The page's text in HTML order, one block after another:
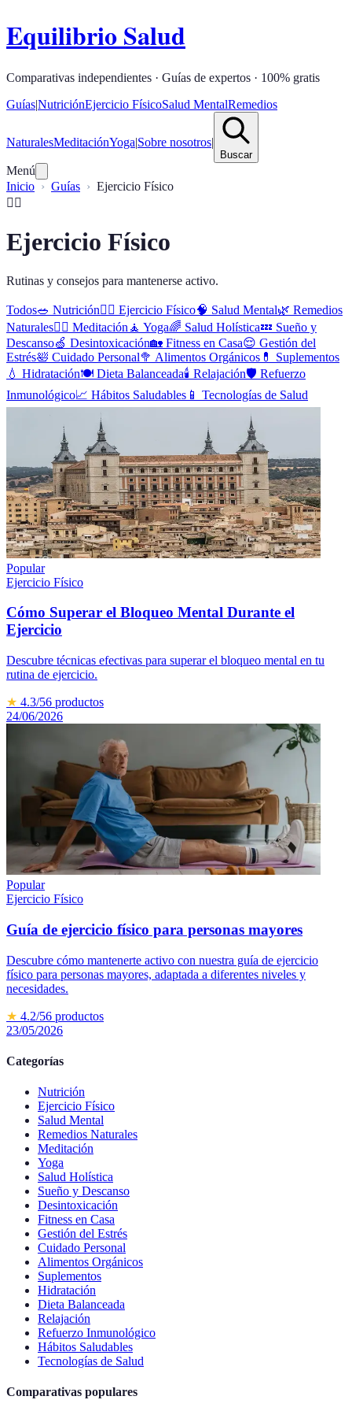
Equilibrio Salud
Comparativas independientes · Guías de expertos · 100% gratis
Guías|NutriciónEjercicio FísicoSalud MentalRemedios
NaturalesMeditaciónYoga|Sobre nosotros|
Buscar
Menú
Inicio
Guías
Ejercicio Físico
🏋️‍♂️
Ejercicio Físico
Rutinas y consejos para mantenerse activo.
Todos🥗 Nutrición🏋️‍♂️ Ejercicio Físico🧠 Salud Mental🌿 Remedios
Naturales🧘‍♀️ Meditación 🧘 Yoga🌈 Salud Holística💤 Sueño y
Descanso🍏 Desintoxicación🏡 Fitness en Casa😌 Gestión del
Estrés🛀 Cuidado Personal🥦 Alimentos Orgánicos 💊
Suplementos
💧 Hidratación🍽️ Dieta Balanceada🕯️ Relajación🛡️ Refuerzo
Inmunológico📈 Hábitos Saludables 📱 Tecnologías de Salud
Popular
Ejercicio Físico
Cómo Superar el Bloqueo Mental Durante el
Ejercicio
Descubre técnicas efectivas para superar el bloqueo mental en tu
rutina de ejercicio.
★ 4.3/56 productos
24/06/2026
Popular
Ejercicio Físico
Guía de ejercicio físico para personas mayores
Descubre cómo mantenerte activo con nuestra guía de ejercicio
físico para personas mayores, adaptada a diferentes niveles y
necesidades.
★ 4.2/56 productos
23/05/2026
Categorías
Nutrición
Ejercicio Físico
Salud Mental
Remedios Naturales
Meditación
Yoga
Salud Holística
Sueño y Descanso
Desintoxicación
Fitness en Casa
Gestión del Estrés
Cuidado Personal
Alimentos Orgánicos
Suplementos
Hidratación
Dieta Balanceada
Relajación
Refuerzo Inmunológico
Hábitos Saludables
Tecnologías de Salud
Comparativas populares